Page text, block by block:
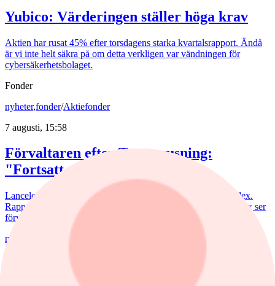
Yubico: Värderingen ställer höga krav
Aktien har rusat 45% efter torsdagens starka kvartalsrapport. Ändå
är vi inte helt säkra på om detta verkligen var vändningen för
cybersäkerhetsbolaget.
Fonder
nyheter,fonder/Aktiefonder
7 augusti, 15:58
Förvaltaren efter Troax rusning:
"Fortsatt stor potential"
Lancelot Sverige steg 8,6% i juli, mot 2,2% för jämförelseindex.
Rapportvinnarna Mips och Troax bidrog till uppgången. I Troax ser
förvaltaren Erik Bertilsson fortsatt stor potential.
nyheter
Försvarsförvaltarna spår ny tillväxtfas: ”Goda